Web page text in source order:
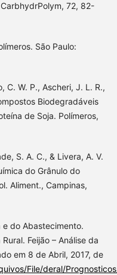
72, 82-
São Paulo:
C. W. P., Ascheri, J. L. R.,
Biodegradáveis
de Soja. Polímeros,
S. A. C., & Livera, A. V.
do Grânulo do
Aliment., Campinas,
do Abastecimento.
Feijão – Análise da
em 8 de Abril, 2017, de
File/deral/